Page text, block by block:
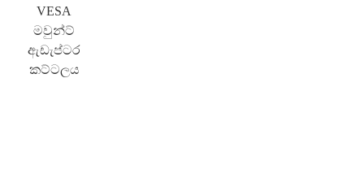
VESA
මවුන්ට්
ඇඩැප්ටර
කට්ටලය